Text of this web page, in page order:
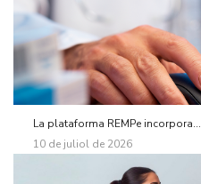
La plataforma REMPe incorpora...
10 de juliol de 2026